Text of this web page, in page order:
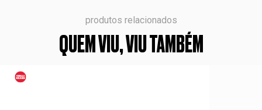
produtos relacionados
QUEM VIU, VIU TAMBÉM